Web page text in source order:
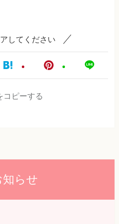
してください
コピーする
知らせ